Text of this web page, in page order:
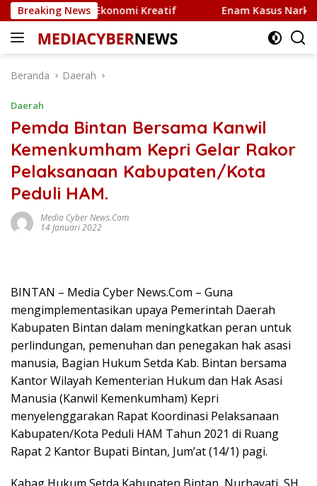
Langsung
ke
konten
Breaking News
dan Ekonomi Kreatif Enam Kasus Narkotika
Beranda Daerah
Daerah
Pemda Bintan Bersama Kanwil
Kemenkumham Kepri Gelar Rakor
Pelaksanaan Kabupaten/Kota
Peduli HAM.
Media Cyber News.Com
14 Januari 2022
BINTAN – Media Cyber News.Com – Guna
mengimplementasikan upaya Pemerintah Daerah
Kabupaten Bintan dalam meningkatkan peran untuk
perlindungan, pemenuhan dan penegakan hak asasi
manusia, Bagian Hukum Setda Kab. Bintan bersama
Kantor Wilayah Kementerian Hukum dan Hak Asasi
Manusia (Kanwil Kemenkumham) Kepri
menyelenggarakan Rapat Koordinasi Pelaksanaan
Kabupaten/Kota Peduli HAM Tahun 2021 di Ruang
Rapat 2 Kantor Bupati Bintan, Jum’at (14/1) pagi.